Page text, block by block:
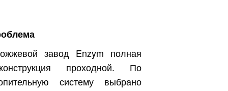
завод Enzym полная
проходной. По
систему выбрано